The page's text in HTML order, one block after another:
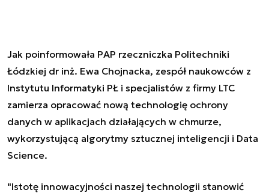
Jak poinformowała PAP rzeczniczka Politechniki
Łódzkiej dr inż. Ewa Chojnacka, zespół naukowców z
Instytutu Informatyki PŁ i specjalistów z firmy LTC
zamierza opracować nową technologię ochrony
danych w aplikacjach działających w chmurze,
wykorzystującą algorytmy sztucznej inteligencji i Data
Science.
"Istotę innowacyjności naszej technologii stanowić